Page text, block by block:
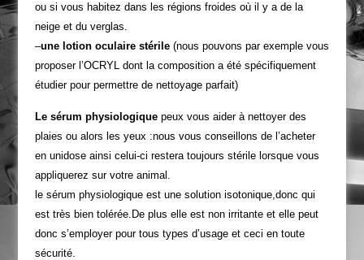
ou si vous habitez dans les régions froides où il y a de la
neige et du verglas.
–une lotion oculaire stérile(nous pouvons par exemple vous
proposer l’OCRYL dont la composition a été spécifiquement
étudier pour permettre de nettoyage parfait)
Le sérum physiologiquepeux vous aider à nettoyer des
plaies ou alors les yeux :nous vous conseillons de l’acheter
en unidose ainsi celui-ci restera toujours stérile lorsque vous
appliquerez sur votre animal.
le sérum physiologique est une solution isotonique,donc qui
est très bien tolérée.De plus elle est non irritante et elle peut
donc s’employer pour tous types d’usage et ceci en toute
sécurité.